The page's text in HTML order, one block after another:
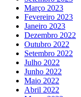
Março 2023
Fevereiro 2023
Janeiro 2023
Dezembro 2022
Outubro 2022
Setembro 2022
Julho 2022
Junho 2022
Maio 2022
Abril 2022